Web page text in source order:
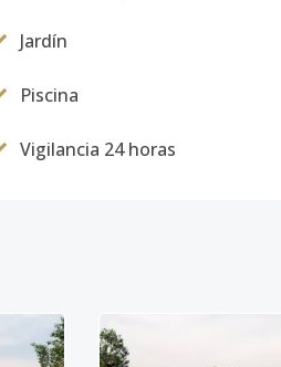
Jardín
Piscina
Vigilancia 24 horas